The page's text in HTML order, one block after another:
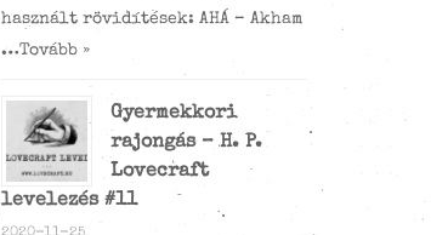
használt rövidítések: AHÁ – Akham
…Tovább »
Gyermekkori
rajongás – H. P.
Lovecraft
levelezés #11